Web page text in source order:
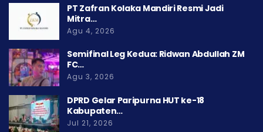
PT Zafran Kolaka Mandiri Resmi Jadi
Mitra…
Agu 4, 2026
Semifinal Leg Kedua: Ridwan Abdullah ZM
FC…
Agu 3, 2026
DPRD Gelar Paripurna HUT ke-18
Kabupaten…
Jul 21, 2026